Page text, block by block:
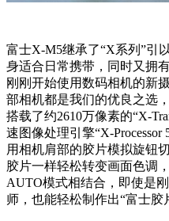
富士X-M5继承了“X系列”引
身适合日常携带，同时又拥
刚刚开始使用数码相机的新
部相机都是我们的优良之选
搭载了约2610万像素的“X-
速图像处理引擎“X-
用相机肩部的胶片模拟旋钮
胶片一样轻松转变画面色调
AUTO模式相结合，即使是
师，也能轻松制作出“富士胶